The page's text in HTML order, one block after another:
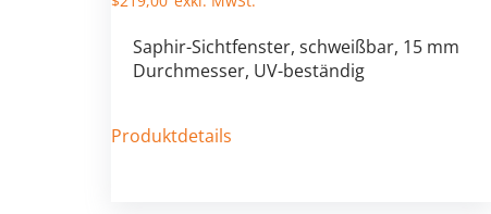
Saphir-Sichtfenster, schweißbar, 15 mm
Durchmesser, UV-beständig
Produktdetails